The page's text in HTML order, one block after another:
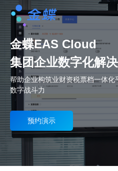
金蝶EAS Cloud
集团企业数字化解
帮助企业构筑业财资税票档一体
数字战斗力
预约演示